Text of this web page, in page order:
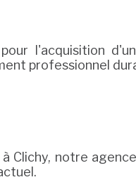
l'acquisition
professionnel
à Clichy, notre